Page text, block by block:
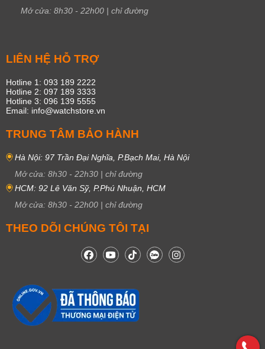
Mở cửa: 8h30 - 22h00 | chỉ đường
LIÊN HỆ HỖ TRỢ
Hotline 1: 093 189 2222
Hotline 2: 097 189 3333
Hotline 3: 096 139 5555
Email: info@watchstore.vn
TRUNG TÂM BẢO HÀNH
Hà Nội: 97 Trần Đại Nghĩa, P.Bạch Mai, Hà Nội
Mở cửa: 8h30 - 22h30 | chỉ đường
HCM: 92 Lê Văn Sỹ, P.Phú Nhuận, HCM
Mở cửa: 8h30 - 22h00 | chỉ đường
THEO DÕI CHÚNG TÔI TẠI